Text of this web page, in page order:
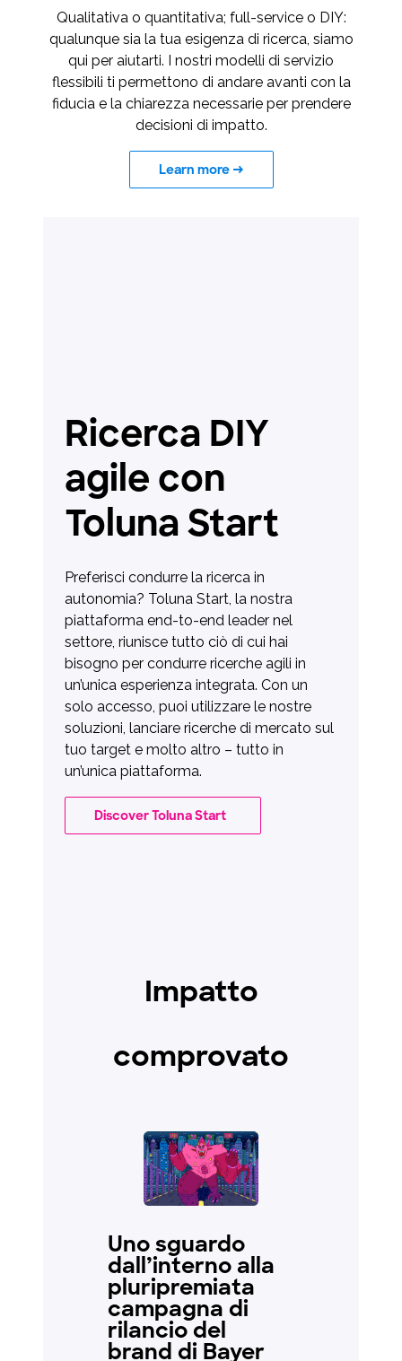
Qualitativa o quantitativa; full-service o DIY:
qualunque sia la tua esigenza di ricerca, siamo
qui per aiutarti. I nostri modelli di servizio
flessibili ti permettono di andare avanti con la
fiducia e la chiarezza necessarie per prendere
decisioni di impatto.
Learn more →
Ricerca DIY
agile con
Toluna Start
Preferisci condurre la ricerca in
autonomia? Toluna Start, la nostra
piattaforma end-to-end leader nel
settore, riunisce tutto ciò di cui hai
bisogno per condurre ricerche agili in
un’unica esperienza integrata. Con un
solo accesso, puoi utilizzare le nostre
soluzioni, lanciare ricerche di mercato sul
tuo target e molto altro – tutto in
un’unica piattaforma.
Discover Toluna Start
Impatto
comprovato
Uno sguardo
dall’interno alla
pluripremiata
campagna di
rilancio del
brand di Bayer